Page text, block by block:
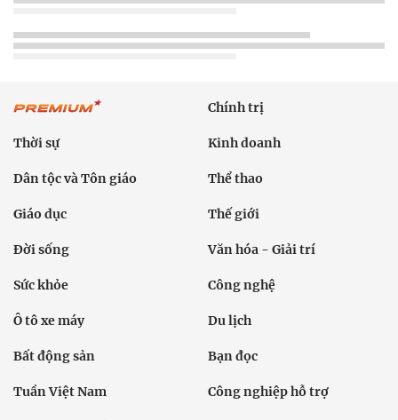
Chính trị
Thời sự Kinh doanh
Dân tộc và Tôn giáo Thể thao
Giáo dục Thế giới
Đời sống Văn hóa - Giải trí
Sức khỏe Công nghệ
Ô tô xe máy Du lịch
Bất động sản Bạn đọc
Tuần Việt Nam Công nghiệp hỗ trợ